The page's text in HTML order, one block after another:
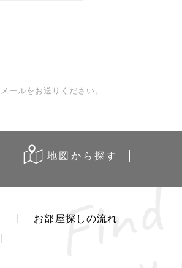
ールをお送りください。
地図から探す
お部屋探しの流れ